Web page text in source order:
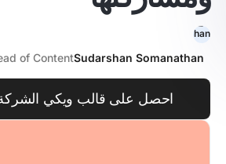
Sudarshan Somanathan
of Content
احصل على قالب ويكي الشركة